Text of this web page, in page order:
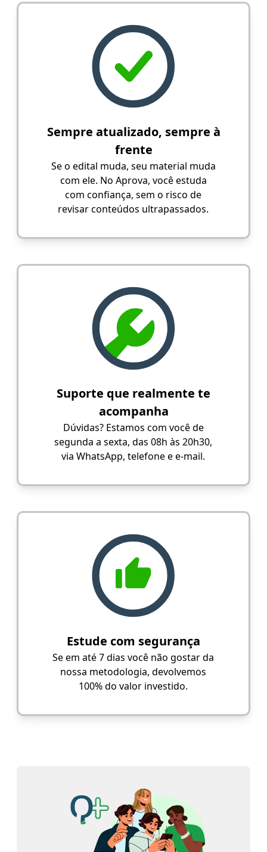
Sempre atualizado, sempre à
frente
Se o edital muda, seu material muda
com ele. No Aprova, você estuda
com confiança, sem o risco de
revisar conteúdos ultrapassados.
Suporte que realmente te
acompanha
Dúvidas? Estamos com você de
segunda a sexta, das 08h às 20h30,
via WhatsApp, telefone e e-mail.
Estude com segurança
Se em até 7 dias você não gostar da
nossa metodologia, devolvemos
100% do valor investido.